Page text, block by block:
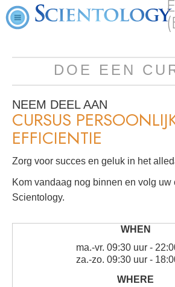
DOE EEN
NEEM DEEL AAN
CURSUS
EFFICIENTIE
Zorg voor succes en geluk in het
Kom vandaag nog binnen en volg uw
Scientology.
ma.-vr. 09:30 uur -
za.-zo. 09:30 uur -